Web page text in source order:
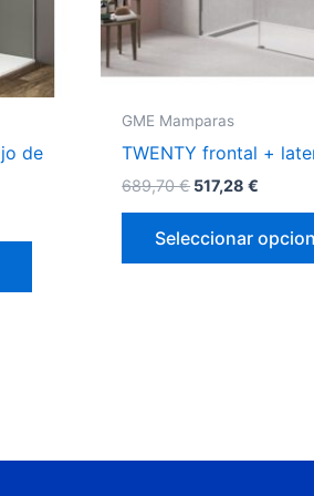
de
elegir
en
página
GME Mamparas
TWENTY frontal +
689,70€ 517,28€
Seleccionar